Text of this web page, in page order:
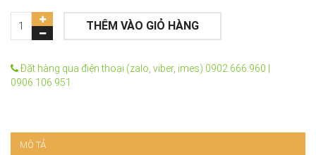
THÊM VÀO GIỎ HÀNG
Đặt hàng qua điện thoại (zalo, viber, imes) 0902.666.960 |
0906.106.951
MÔ TẢ